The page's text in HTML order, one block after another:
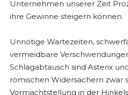
Unternehmen unserer Zeit
ihre Gewinne steigern können.
Unnötige Wartezeiten,
vermeidbare
Schlagabtausch sind Asterix
römischen Widersachern zwar
Vormachtstellung in der